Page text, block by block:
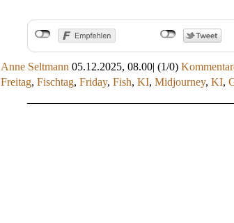
Anne Seltmann 05.12.2025, 08.00| (1/0)
Freitag, Fischtag, Friday, Fish, KI, Midjourney, KI,